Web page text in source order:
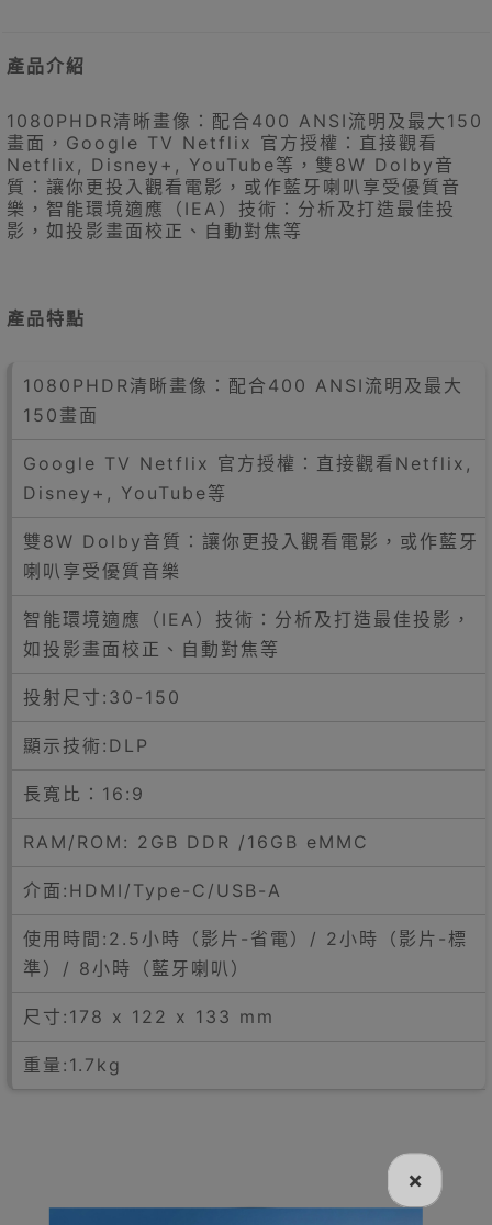
產品介紹
1080PHDR清晰畫像：配合400 ANSI流明及最大150
畫面，Google TV Netflix 官方授權：直接觀看
Netflix, Disney+, YouTube等，雙8W Dolby音
質：讓你更投入觀看電影，或作藍牙喇叭享受優質音
樂，智能環境適應（IEA）技術：分析及打造最佳投
影，如投影畫面校正、自動對焦等
產品特點
1080PHDR清晰畫像：配合400 ANSI流明及最大
150畫面
Google TV Netflix 官方授權：直接觀看Netflix,
Disney+, YouTube等
雙8W Dolby音質：讓你更投入觀看電影，或作藍牙
喇叭享受優質音樂
智能環境適應（IEA）技術：分析及打造最佳投影，
如投影畫面校正、自動對焦等
投射尺寸:30-150
顯示技術:DLP
長寬比：16:9
RAM/ROM: 2GB DDR /16GB eMMC
介面:HDMI/Type-C/USB-A
使用時間:2.5小時（影片-省電）/ 2小時（影片-標
準）/ 8小時（藍牙喇叭）
尺寸:178 x 122 x 133 mm
重量:1.7kg
×